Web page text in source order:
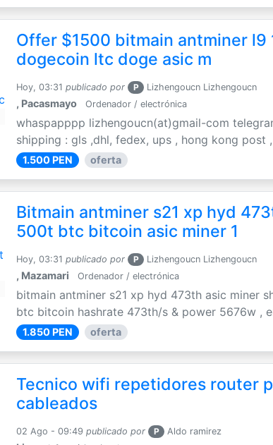
Offer $1500 bitmain antminer l9
dogecoin ltc doge asic m
Hoy, 03:31 publicado por P Lizhengoucn Lizhengoucn
, Pacasmayo Ordenador / electrónica
whaspapppp lizhengoucn(at)gmail-com
shipping : gls ,dhl, fedex, ups , hong kong post
1.500 PEN oferta
Bitmain antminer s21 xp hyd
500t btc bitcoin asic miner 1
Hoy, 03:31 publicado por P Lizhengoucn Lizhengoucn
, Mazamari Ordenador / electrónica
bitmain antminer s21 xp hyd 473th asic miner
btc bitcoin hashrate 473th/s & power 5676w ,
1.850 PEN oferta
Tecnico wifi repetidores router
cableados
02 Ago - 09:49 publicado por P Aldo ramirez